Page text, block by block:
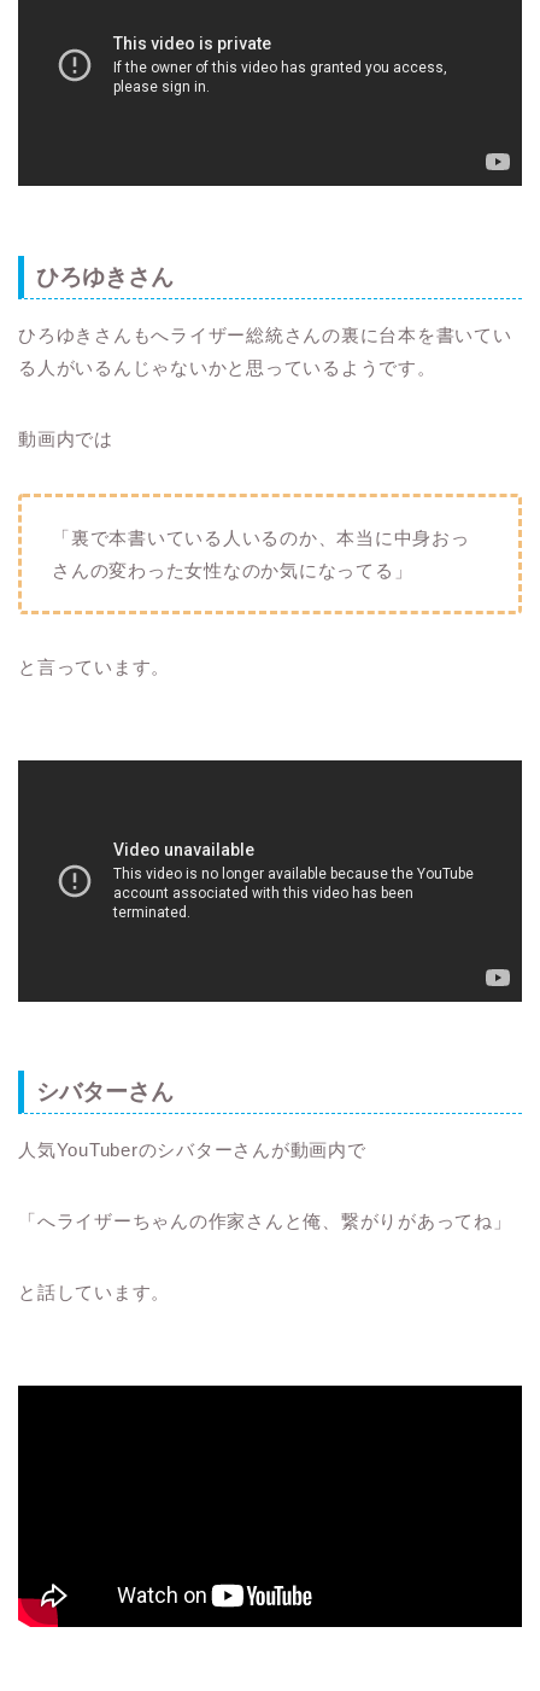
ひろゆきさん
ひろゆきさんもへライザー総統さんの裏に台本を書いてい
る人がいるんじゃないかと思っているようです。
動画内では
「裏で本書いている人いるのか、本当に中身おっ
さんの変わった女性なのか気になってる」
と言っています。
シバターさん
人気YouTuberのシバターさんが動画内で
「へライザーちゃんの作家さんと俺、繋がりがあってね」
と話しています。